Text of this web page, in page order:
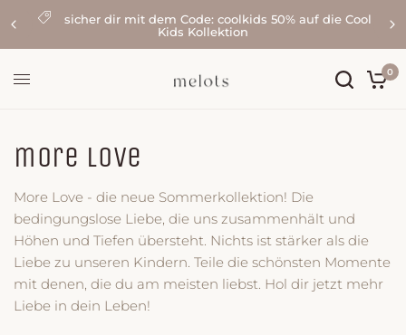
sicher dir mit dem Code: coolkids 50% auf die Cool
Kids Kollektion
0
more love
More Love - die neue Sommerkollektion! Die
bedingungslose Liebe, die uns zusammenhält und
Höhen und Tiefen übersteht. Nichts ist stärker als die
Liebe zu unseren Kindern. Teile die schönsten Momente
mit denen, die du am meisten liebst. Hol dir jetzt mehr
Liebe in dein Leben!